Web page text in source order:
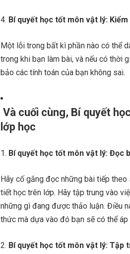
Bí quyết học tốt môn vật lý:
Một lỗi trong bất kì phần nào có thể
trong khi bạn làm bài, và nếu có thời
bảo các tính toán của bạn không sai.
Và cuối cùng, Bí quyết
lớp học
Bí quyết học tốt môn vật lý: Đọc
Hãy cố gắng đọc những bài tiếp
tiết học trên lớp. Hãy tập trung vào
những gì đang được thảo luận. Điều
thức mà dựa vào đó bạn sẽ có thể
Bí quyết học tốt môn vật lý: Tập